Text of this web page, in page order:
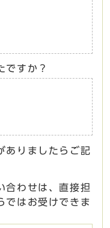
ですか？
ありましたらご記
合わせは、直接担
ではお受けできま